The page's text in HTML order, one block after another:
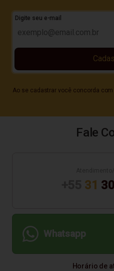
Digite seu e-mail
Ao se cadastrar você concorda
Fale
31
Whatsapp
Horário de